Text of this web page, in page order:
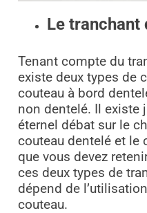
Le tranchant
Tenant compte du
existe deux types de
couteau à bord
non dentelé. Il existe
éternel débat sur le
couteau dentelé et le
que vous devez
ces deux types de
dépend de
couteau.